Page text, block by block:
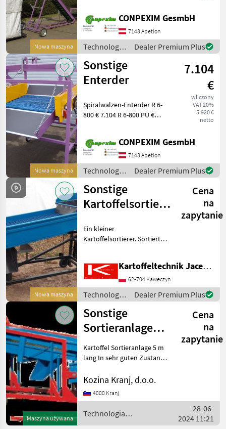
Nowa maszyna
Preise: incl. Mwst
Technologia ziemnia
CONPEXIM GesmbH
7143 Apetlon
Technologia
ziemniaczana
/ Sonstige
Dealer Premium Plus
Nowa maszyna
Sonstige
Enterder
7.104
€
wliczony
VAT 20%
5.920 €
netto
Spiralwalzen-Enterder R 6-
800 € 7.104 R 6-800 PU €
10.224 R 8-1600 PU € 1
CONPEXIM GesmbH
7143 Apetlon
Technologia
ziemniaczana
/ Sonstige
Dealer Premium Plus
Nowa maszyna
Sonstige
Kartoffelsortierer,
Kartoffelsortiermaschine
Cena
na
zapytanie
Ein kleiner
Kartoffelsortierer. Sortiert
oder 40 mm. Mit der
Maschine kommen 5 Siebe,
sortiert wird mit 2 bei oben
Kartoffeltechnik Jacek Boras
62-704 Kaweczyn
Technologia
ziemniaczana
/ Sonstige
Dealer Premium Plus
Maszyna używana
Sonstige
Sortieranlage
Kozina SK
Cena
na
zapytanie
Kartoffel Sortieranlage 5 m
lang In sehr guten Zustand
Technologia ziemniaczana
przechowywania
obróbki
Kozina Kranj, d.o.o.
4000 Kranj
Technologia
ziemniaczana / Sonstige
28-06-
2024 11:21